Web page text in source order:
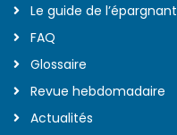
Le guide de l’épargnant
FAQ
Glossaire
Revue hebdomadaire
Actualités